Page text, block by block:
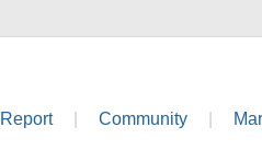
Report Community